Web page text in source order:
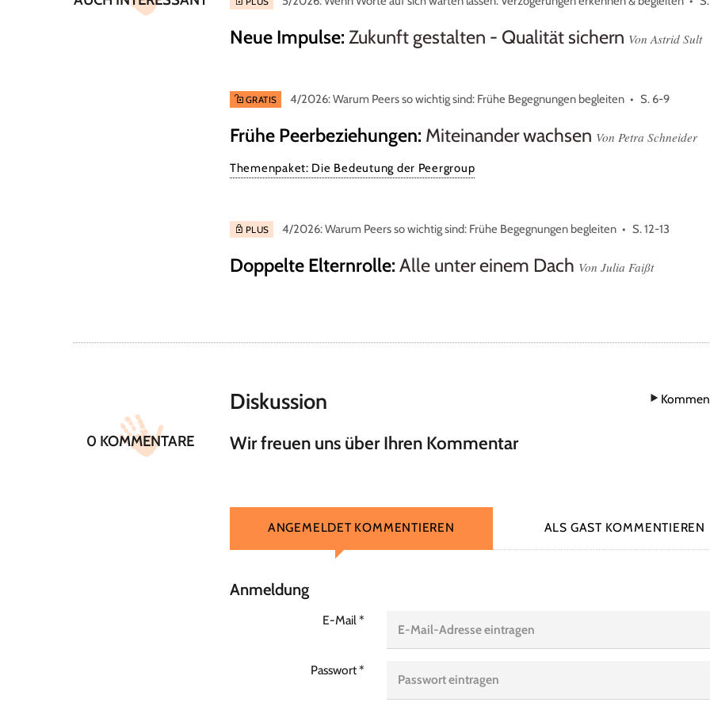
Neue Impulse: Zukunft gestalten - Qualität sichern Von Astrid Sult
GRATIS 4/2026: Warum Peers so wichtig sind: Frühe Begegnungen begleiten S. 6-9
Frühe Peerbeziehungen: Miteinander wachsen Von Petra Schneider
Themenpaket: Die Bedeutung der Peergroup
PLUS 4/2026: Warum Peers so wichtig sind: Frühe Begegnungen begleiten S. 12-13
Doppelte Elternrolle: Alle unter einem Dach Von Julia Faißt
Diskussion
0 KOMMENTARE Wir freuen uns über Ihren Kommentar
ANGEMELDET KOMMENTIEREN ALS GAST KOMMENTIEREN
Anmeldung
E-Mail*
Passwort*